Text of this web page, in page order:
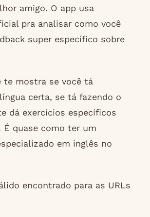
amigo. O app usa
pra analisar como você
super específico sobre
te mostra se você tá
certa, se tá fazendo o
dá exercícios específicos
É quase como ter um
em inglês no
encontrado para as URLs